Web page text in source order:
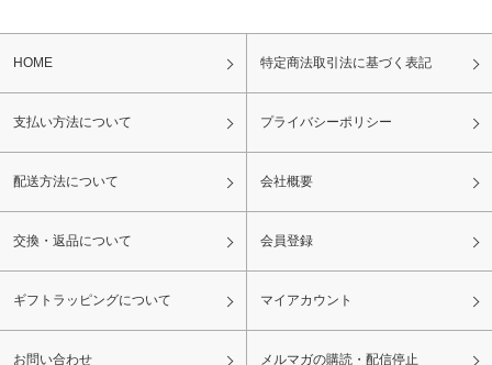
HOME 特定商法取引法に基づく表記
支払い方法について プライバシーポリシー
配送方法について 会社概要
交換・返品について 会員登録
ギフトラッピングについて マイアカウント
お問い合わせ メルマガの購読・配信停止